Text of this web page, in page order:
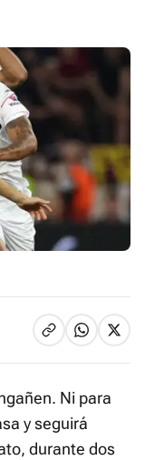
Ni para
y seguirá
durante dos